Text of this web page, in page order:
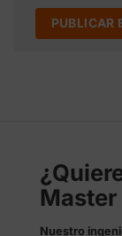
Master
Nuestro